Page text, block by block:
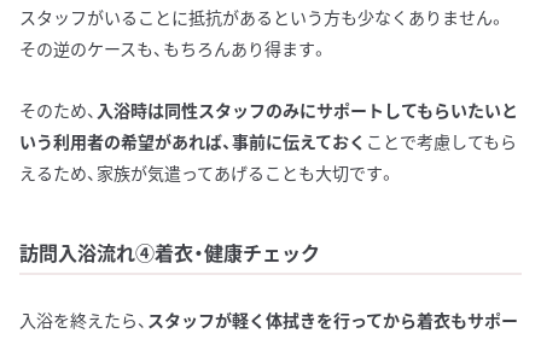
スタッフがいることに抵抗があるという方も少なくありません。
その逆のケースも、もちろんあり得ます。
そのため、 入浴時は同性スタッフのみにサポートしてもらいたいと
いう利用者の希望があれば、事前に伝えておく ことで考慮してもら
えるため、家族が気遣ってあげることも大切です。
訪問入浴流れ④着衣・健康チェック
入浴を終えたら、 スタッフが軽く体拭きを行ってから着衣もサポー